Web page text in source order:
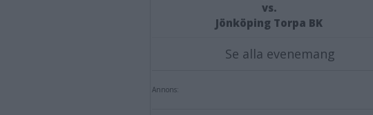
vs.
Jönköping Torpa BK
Se alla evenemang
Annons: